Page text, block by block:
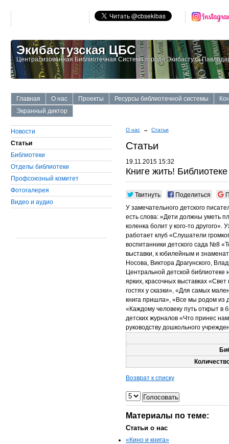
Экибастузская ЦБС
Централизованная Библиотечная Система города Экибастуза
Главная О нас Проекты Ресурсы библиотечной системы
Экранный диктор
Новости
Статьи
Библиотеки
Отделы библиотеки
Профсоюзный комитет
Фотогалерея
Видео и аудио
О нас → Статьи
Статьи
19.11.2015 15:32
Книге жить!
Твитнуть Поделиться
У замечательного детского
есть слова: «Дети должны уметь
коленка болит у кого-то
работает клуб «Слушатели
воспитанники детского сада №8
выставки, к юбилейным и
Носова, Виктора Драгунского,
Центральной детской
ярких, красочных выставках
гостях у сказки», «Для самых
книга пришла», «Все мы родом из
«Каждому человеку путь открыт в
детских журналов «Что принес
руководству дошкольного
Возврат к списку
Материалы по теме:
Статьи о нас
«Кино и книга»